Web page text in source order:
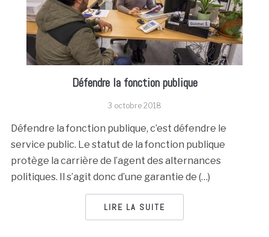
Défendre la fonction publique
3 octobre 2018
Défendre la fonction publique, c’est défendre le
service public. Le statut de la fonction publique
protège la carrière de l’agent des alternances
politiques. Il s’agit donc d’une garantie de (…)
LIRE LA SUITE